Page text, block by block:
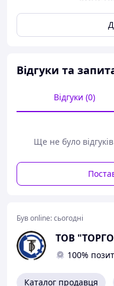
Відгуки та
Відгуки (0)
Ще не було
Був online:сьогодні
ТОВ
100%
Каталог продавця